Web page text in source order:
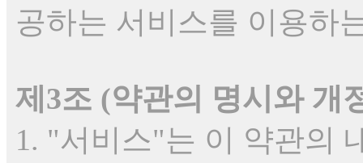
공하는 서비스를 이용하
제3조 (약관의 명시와 개
1. "서비스"는 이 약관의